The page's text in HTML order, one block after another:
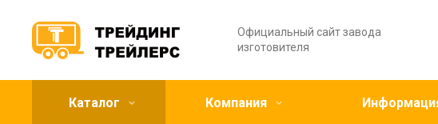
Официальный сайт завода
изготовителя
Каталог Компания